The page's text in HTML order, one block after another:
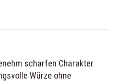
scharfen Charakter.
Würze ohne